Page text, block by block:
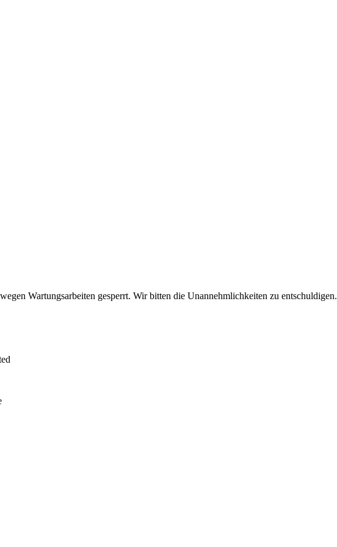
Wartungsarbeiten gesperrt. Wir bitten die Unannehmlichkeiten zu entschuldigen.